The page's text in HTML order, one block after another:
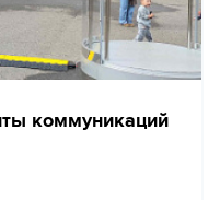
коммуникаций